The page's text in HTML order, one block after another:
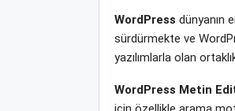
WordPress dünyanın
sürdürmekte ve
yazılımlarla olan
WordPress Metin